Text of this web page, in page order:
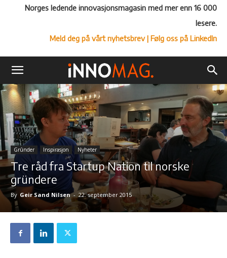
Norges ledende innovasjonsmagasin med mer enn 16 000
lesere.
Meld deg på vårt nyhetsbrev| Følg oss på LinkedIn
Grûnder Inspirasjon Nyheter
Tre råd fra Startup Nation til norske
gründere
By Geir Sand Nilsen - 22. september 2015